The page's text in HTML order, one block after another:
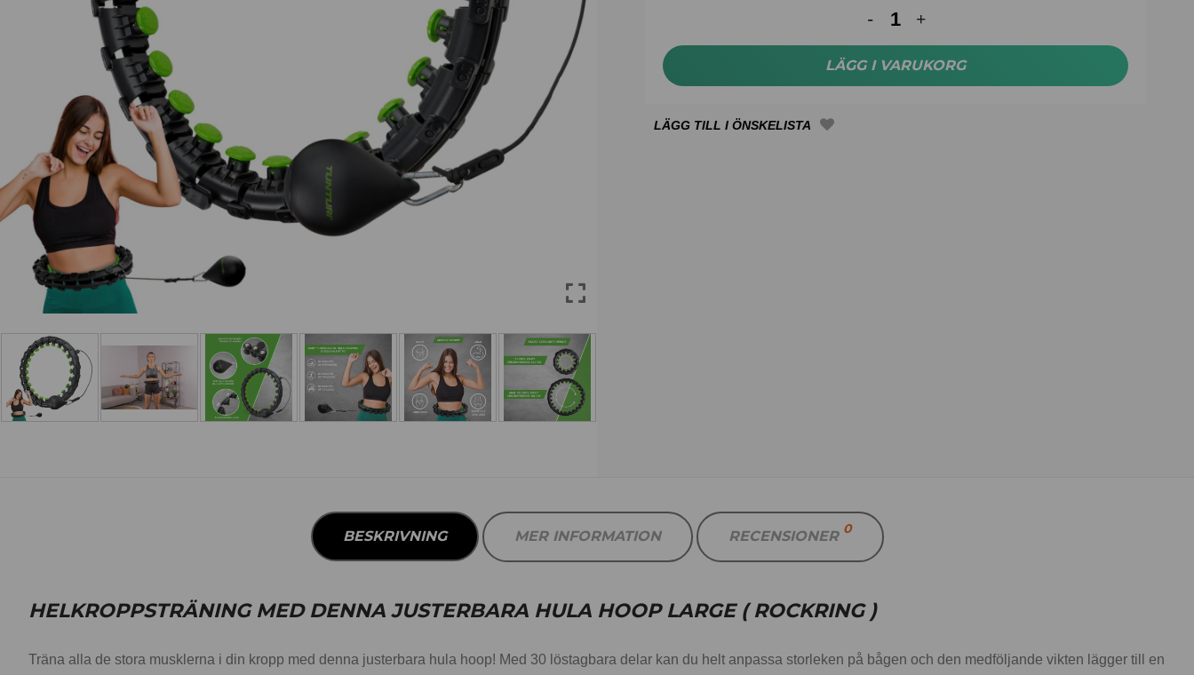
LÄGG I VARUKORG
BESKRIVNING MER INFORMATION RECENSIONER 0
HELKROPPSTRÄNING MED DENNA JUSTERBARA HULA HOOP LARGE ( ROCKRING )
Träna alla de stora musklerna i din kropp med denna justerbara hula hoop! Med 30 löstagbara delar kan du helt anpassa storleken på bågen och den medföljande vikten lägger till en